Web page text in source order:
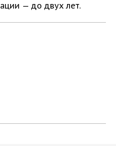
— до двух лет.